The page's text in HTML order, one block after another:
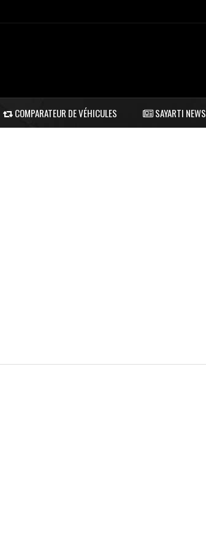
COMPARATEUR DE VÉHICULES SAYARTI NEWS